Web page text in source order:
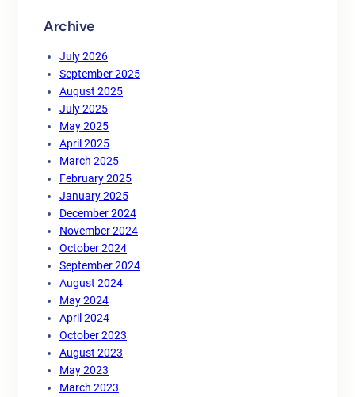
Archive
July 2026
September 2025
August 2025
July 2025
May 2025
April 2025
March 2025
February 2025
January 2025
December 2024
November 2024
October 2024
September 2024
August 2024
May 2024
April 2024
October 2023
August 2023
May 2023
March 2023